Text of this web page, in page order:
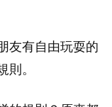
友有自由玩耍的
則。